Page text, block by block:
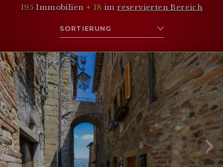
195 Immobilien + 18 imreservierten Bereich